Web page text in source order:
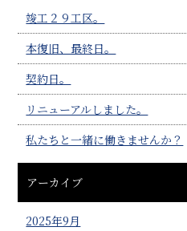
竣工２９工区。
本復旧、最終日。
契約日。
リニューアルしました。
私たちと一緒に働きませんか？
アーカイブ
2025年9月